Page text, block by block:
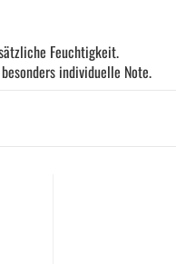
Feuchtigkeit.
individuelle Note.